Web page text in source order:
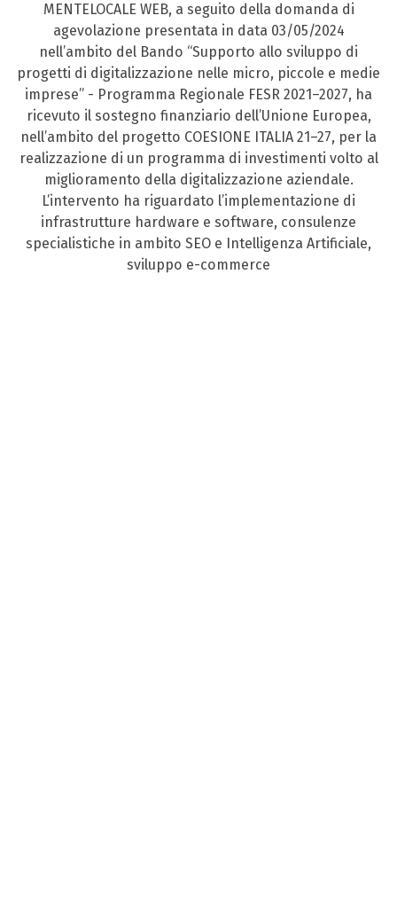
MENTELOCALE WEB, a seguito della domanda di
agevolazione presentata in data 03/05/2024
nell’ambito del Bando “Supporto allo sviluppo di
progetti di digitalizzazione nelle micro, piccole e medie
imprese” - Programma Regionale FESR 2021–2027, ha
ricevuto il sostegno finanziario dell’Unione Europea,
nell’ambito del progetto COESIONE ITALIA 21–27, per la
realizzazione di un programma di investimenti volto al
miglioramento della digitalizzazione aziendale.
L’intervento ha riguardato l’implementazione di
infrastrutture hardware e software, consulenze
specialistiche in ambito SEO e Intelligenza Artificiale,
sviluppo e-commerce